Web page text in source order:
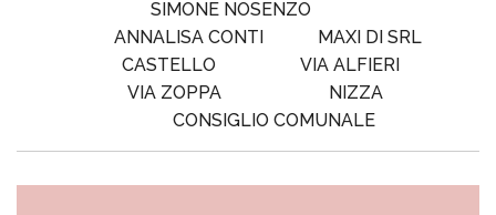
SIMONE NOSENZO
ANNALISA CONTI
MAXI DI SRL
CASTELLO
VIA ALFIERI
VIA ZOPPA
NIZZA
CONSIGLIO COMUNALE